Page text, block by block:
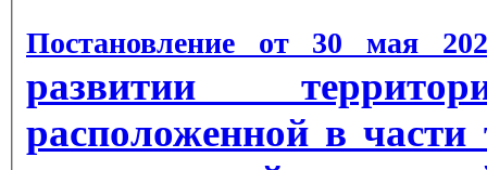
Постановление от 30 мая
развитии
расположенной в